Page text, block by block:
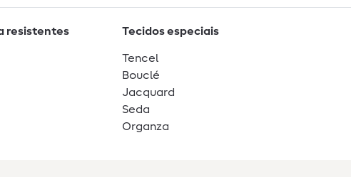
resistentes Tecidos especiais
Tencel
Bouclé
Jacquard
Seda
Organza